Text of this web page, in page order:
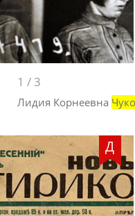
1 / 3
Лидия Корнеевна
Д